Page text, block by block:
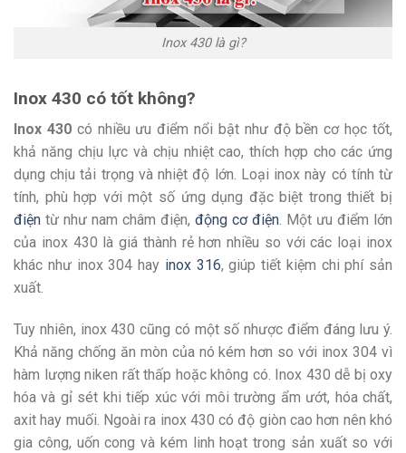
Inox 430 là gì?
Inox 430 có tốt không?
Inox 430có nhiều ưu điểm nổi bật như độ bền cơ học tốt,
khả năng chịu lực và chịu nhiệt cao, thích hợp cho các ứng
dụng chịu tải trọng và nhiệt độ lớn. Loại inox này có tính từ
tính, phù hợp với một số ứng dụng đặc biệt trong thiết bị
điện từ như nam châm điện, động cơ điện. Một ưu điểm lớn
của inox 430 là giá thành rẻ hơn nhiều so với các loại inox
khác như inox 304 hay inox 316, giúp tiết kiệm chi phí sản
xuất.
Tuy nhiên, inox 430 cũng có một số nhược điểm đáng lưu ý.
Khả năng chống ăn mòn của nó kém hơn so với inox 304 vì
hàm lượng niken rất thấp hoặc không có. Inox 430 dễ bị oxy
hóa và gỉ sét khi tiếp xúc với môi trường ẩm ướt, hóa chất,
axit hay muối. Ngoài ra inox 430 có độ giòn cao hơn nên khó
gia công, uốn cong và kém linh hoạt trong sản xuất so với